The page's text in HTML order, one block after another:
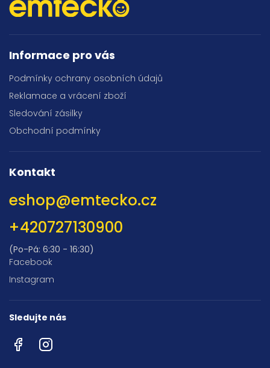
Informace pro vás
Podmínky ochrany osobních údajů
Reklamace a vrácení zboží
Sledování zásilky
Obchodní podmínky
Kontakt
eshop@emtecko.cz
+420727130900
(Po-Pá: 6:30 - 16:30)
Facebook
Instagram
Sledujte nás
FacebookInstagram